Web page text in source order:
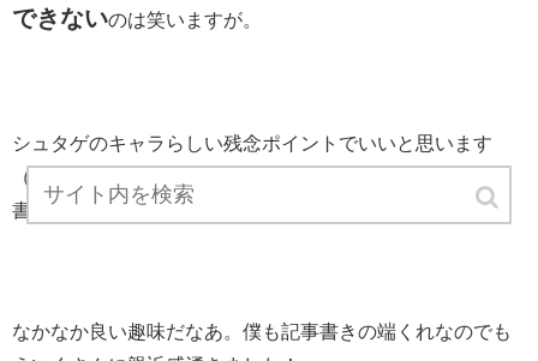
できないのは笑いますが。
シュタゲのキャラらしい残念ポイントでいいと思います
（笑）ゼロの萌郁は文章を書くのが好きで「趣味で小説も
書いている」と女子回でつぶやいてました。
なかなか良い趣味だなあ。僕も記事書きの端くれなのでも